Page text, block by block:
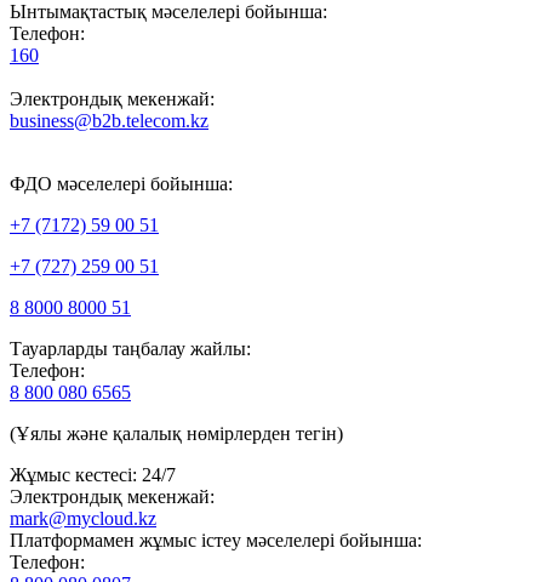
Ынтымақтастық мәселелері бойынша:
Телефон:
160
Электрондық мекенжай:
business@b2b.telecom.kz
ФДО мәселелері бойынша:
+7 (7172) 59 00 51
+7 (727) 259 00 51
8 8000 8000 51
Тауарларды таңбалау жайлы:
Телефон:
8 800 080 6565
(Ұялы және қалалық нөмірлерден тегін)
Жұмыс кестесі: 24/7
Электрондық мекенжай:
mark@mycloud.kz
Платформамен жұмыс істеу мәселелері бойынша:
Телефон: